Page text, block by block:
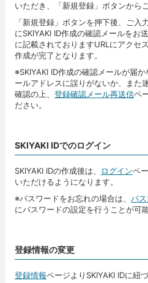
いただき、「新規登録」ボタンから
「新規登録」ボタンを押下後、ご入
にSKIYAKI ID作成の確認メールをお
に記載されておりますURLにアクセ
作成が完了となります。
※SKIYAKI ID作成の確認メールが届
ールアドレスに誤りがないか、また
確認の上、 登録確認メール再送信ペ
ださい。
SKIYAKI IDでのログイン
SKIYAKI IDの作成後は、 ログインペ
いただけるようになります。
※パスワードをお忘れの場合は、 パ
にパスワードの設定を行うことが可能
登録情報の変更
登録情報ページよりSKIYAKI IDに紐